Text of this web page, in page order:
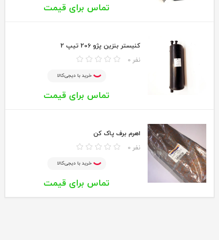
تماس برای قیمت
کنیستر بنزین پژو 206 تیپ 2
0 نفر
خرید با دیجی‌کالا
تماس برای قیمت
اهرم برف پاک کن
0 نفر
خرید با دیجی‌کالا
تماس برای قیمت